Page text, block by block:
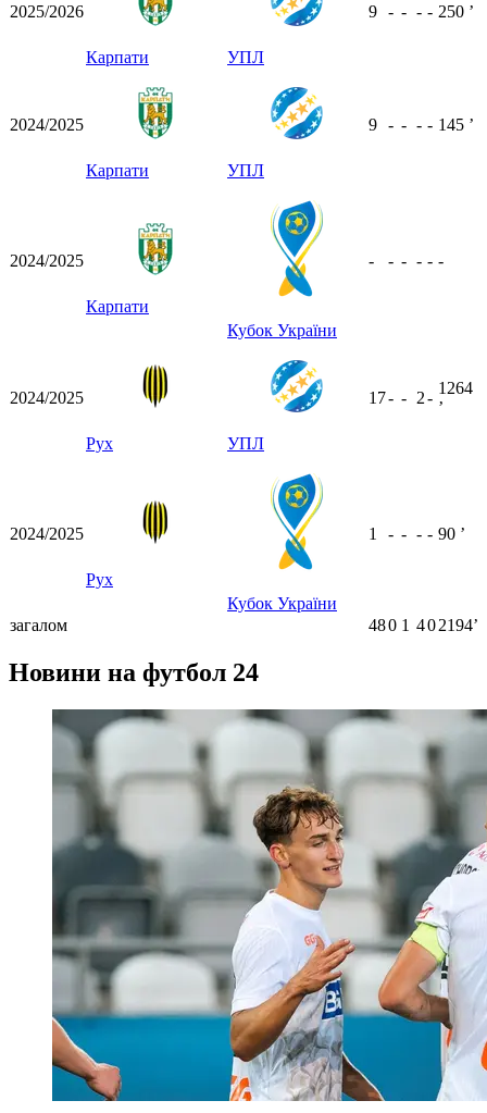
2025/2026
Карпати УПЛ
9 - - - - 250 ʼ
2024/2025
Карпати УПЛ
9 - - - - 145 ʼ
2024/2025
Карпати
Кубок України
- - - - - -
2024/2025
Рух УПЛ
17- - 2-
1264
ʼ
2024/2025
Рух
Кубок України
1 - - - - 90 ʼ
загалом 480 1 402194ʼ
Новини на футбол 24